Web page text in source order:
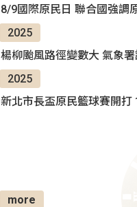
8/9國際原民日 聯合國強調
2025
楊柳颱風路徑變數大 氣象
2025
新北市長盃原民籃球賽開打
more